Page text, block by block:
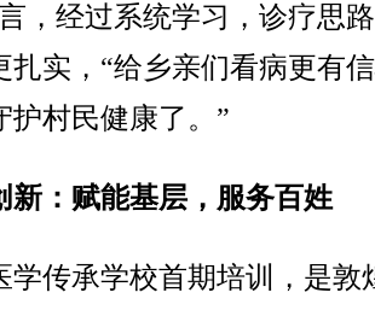
，经过系统学习，诊疗思
扎实，“给乡亲们看病更有
护村民健康了。”
新：赋能基层，服务百姓
传承学校首期培训，是敦